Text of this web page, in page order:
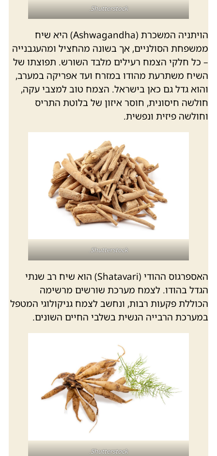
Shutterstock.
הויתניה המשכרת (Ashwagandha) היא שיח
ממשפחת הסולניים, אך בשונה מהחציל ומהעגבנייה
– כל חלקי הצמח רעילים מלבד השורש. תפוצתו של
השיח משתרעת מהודו במזרח ועד אפריקה במערב,
והוא גדל גם כאן בישראל. הצמח טוב למצבי עקה,
חולשה חיסונית, חוסר איזון של בלוטת התריס
וחולשה פיזית ונפשית.
Shutterstock.
האספרגוס ההודי (Shatavari) הוא שיח רב שנתי
הגדל בהודו. לצמח מערכת שורשים מרשימה
הכוללת פקעות רבות, ונחשב לצמח גניקולוגי המטפל
במערכת הרבייה הנשית בשלבי החיים השונים.
Shutterstock.